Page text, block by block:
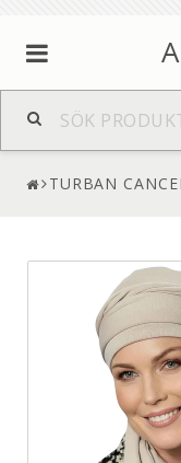
TURBAN